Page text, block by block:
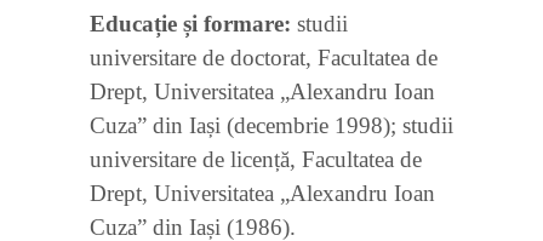
Educație și formare: studii
universitare de doctorat, Facultatea de
Drept, Universitatea „Alexandru Ioan
Cuza” din Iași (decembrie 1998); studii
universitare de licență, Facultatea de
Drept, Universitatea „Alexandru Ioan
Cuza” din Iași (1986).